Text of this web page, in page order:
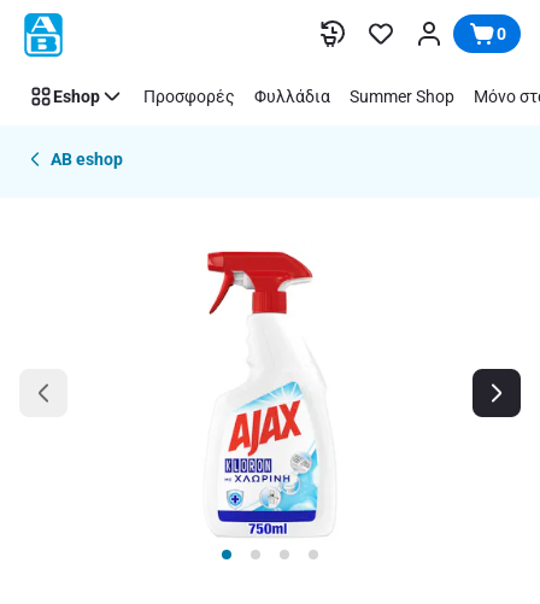
Παράλειψη 0
Eshop Προσφορές Φυλλάδια Summer Shop Μόνο
AB eshop